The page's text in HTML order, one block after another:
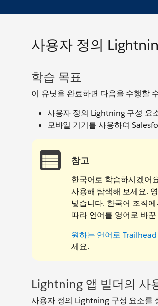
사용자 정의
학습 목표
이 유닛을 완료하면 다음을 수행할
사용자 정의 Lightning 구성 요
모바일 기기를 사용하여
참고
한국어로 학습하시겠어
사용해 탐색해 보세요.
넣습니다. 한국어 조직
따라 언어를 영어로 바
원하는 언어로
세요.
Lightning 앱 빌더의 사
사용자 정의 Lightning 구성 요소를